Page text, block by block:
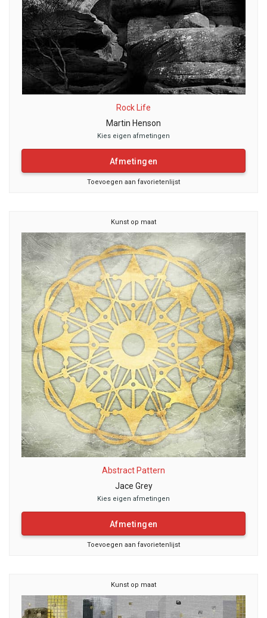
Rock Life
Martin Henson
Kies eigen afmetingen
Afmetingen
Toevoegen aan favorietenlijst
Kunst op maat
Abstract Pattern
Jace Grey
Kies eigen afmetingen
Afmetingen
Toevoegen aan favorietenlijst
Kunst op maat